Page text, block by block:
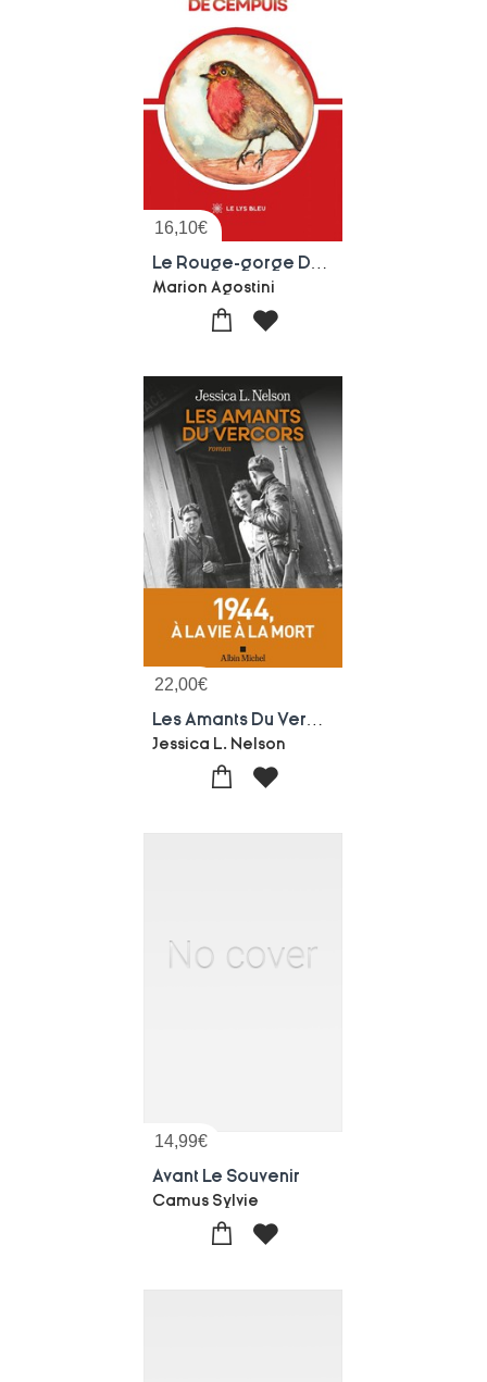
16,10€
Marion Agostini
22,00€
Jessica L. Nelson
14,99€
Avant Le Souvenir
Camus Sylvie